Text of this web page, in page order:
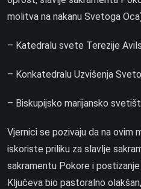
molitva na nakanu Svetoga
– Katedralu svete Terezije
– Konkatedralu Uzvišenja
– Biskupijsko marijansko
Vjernici se pozivaju da na ovim
iskoriste priliku za slavlje
sakramentu Pokore i
Ključeva bio pastoralno